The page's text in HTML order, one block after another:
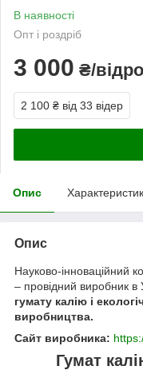
В наявності
Опт і роздріб
3 000 ₴/відро
2 100 ₴ від 33 відер
Опис
Опис
Науково-інноваційний
– провідний виробник в
гумату калію і
виробництва.
Сайт виробника:
Гумат